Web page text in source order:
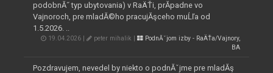
podobnĂ˝ typ ubytovania) v RaÄŤi, prĂ­padne vo
Vajnoroch, pre mladĂ©ho pracujĂşceho muĹľa od
1.5.2026. ..
19.04.2026 | peter mihalik |
PodnĂˇjom izby - RaÄŤa/Vajnory,
BA
Pozdravujem, nevedel by niekto o podnĂˇjme pre mladĂş